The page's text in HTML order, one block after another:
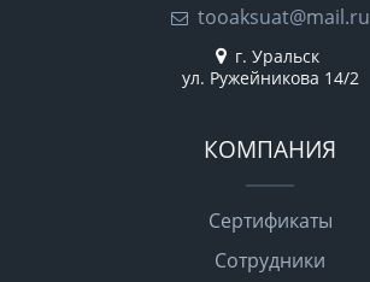
tooaksuat@mail.ru
г. Уральск
ул. Ружейникова 14/2
КОМПАНИЯ
Сертификаты
Сотрудники